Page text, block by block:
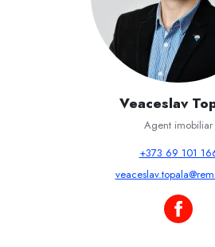
Veaceslav
Agent imobiliar
+373 69 101